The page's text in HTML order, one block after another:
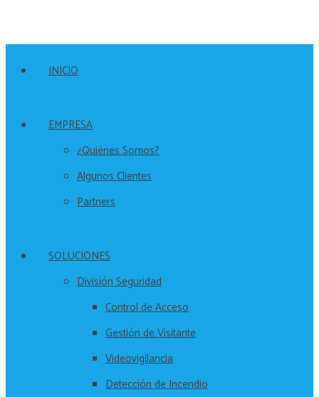
INICIO
EMPRESA
¿Quiénes Somos?
Algunos Clientes
Partners
SOLUCIONES
División Seguridad
Control de Acceso
Gestión de Visitante
Videovigilancia
Detección de Incendio